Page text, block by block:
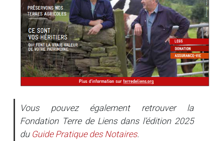
Vous pouvez également retrouver la
Fondation Terre de Liens dans l’édition 2025
du Guide Pratique des Notaires.